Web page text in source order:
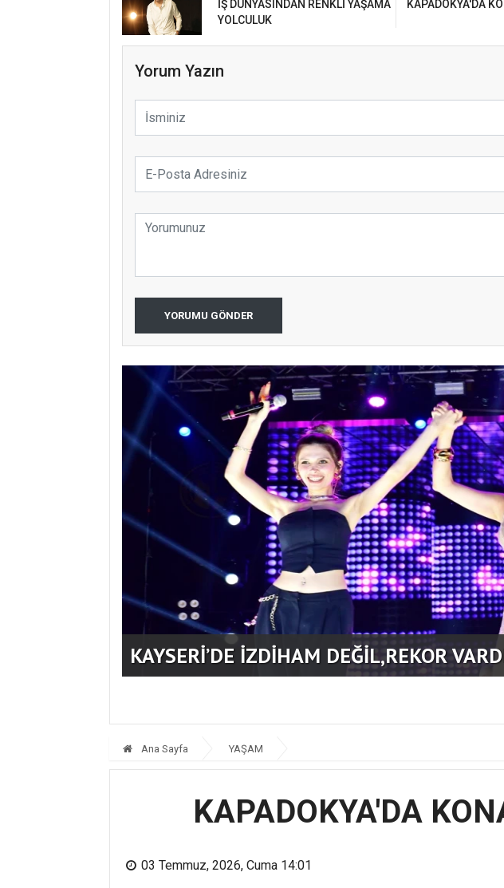
İŞ DÜNYASINDAN RENKLİ YAŞAMA
YOLCULUK
KAPADOKYA'DA
Yorum Yazın
YORUMU GÖNDER
KAYSERİ’DE İZDİHAM DEĞİL,REKOR
Ana Sayfa YAŞAM
KAPADOKYA'DA
03 Temmuz, 2026, Cuma 14:01